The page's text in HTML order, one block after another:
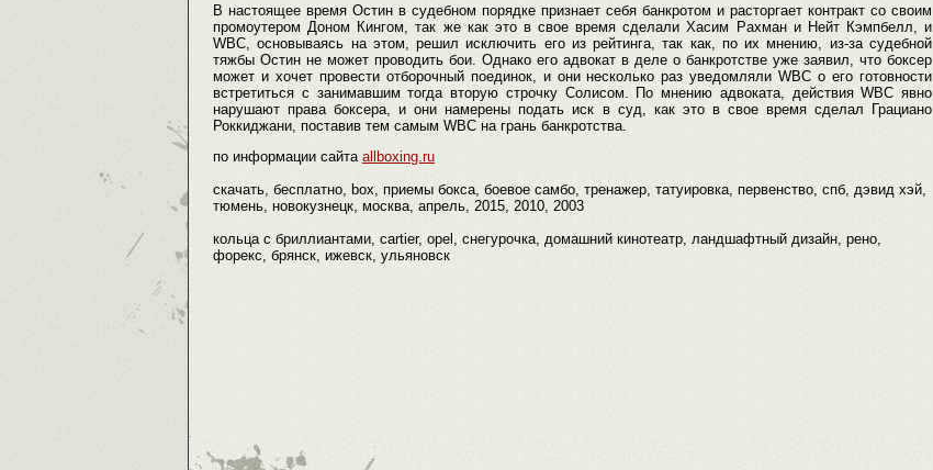
В настоящее время Остин в судебном порядке признает себя банкротом и расторгает контракт со своим
промоутером Доном Кингом, так же как это в свое время сделали Хасим Рахман и Нейт Кэмпбелл, и
WBC, основываясь на этом, решил исключить его из рейтинга, так как, по их мнению, из-за судебной
тяжбы Остин не может проводить бои. Однако его адвокат в деле о банкротстве уже заявил, что боксер
может и хочет провести отборочный поединок, и они несколько раз уведомляли WBC о его готовности
встретиться с занимавшим тогда вторую строчку Солисом. По мнению адвоката, действия WBC явно
нарушают права боксера, и они намерены подать иск в суд, как это в свое время сделал Грациано
Роккиджани, поставив тем самым WBC на грань банкротства.
по информации сайта allboxing.ru
скачать, бесплатно, box, приемы бокса, боевое самбо, тренажер, татуировка, первенство, спб, дэвид хэй,
тюмень, новокузнецк, москва, апрель, 2015, 2010, 2003
кольца с бриллиантами, cartier, opel, снегурочка, домашний кинотеатр, ландшафтный дизайн, рено,
форекс, брянск, ижевск, ульяновск